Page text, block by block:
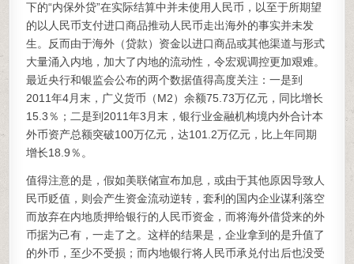
下的“内保外贷”在实际结算中并未使用人民币，以至于所期望
的以人民币支付进口商品推动人民币走出海外的事实并未发
生。反而由于海外（贷款）资金以进口商品或其他渠道与形式
大量涌入内地，加大了内地的流动性，令宏观调控更加艰难。
最近央行和银监会公布的两个数据值得高度关注：一是到
2011年4月末，广义货币（M2）余额75.73万亿元，同比增长
15.3％；二是到2011年3月末，银行业金融机构境内外合计本
外币资产总额突破100万亿元，达101.2万亿元，比上年同期
增长18.9％。
值得注意的是，假如美联储宣布加息，或由于其他原因导致人
民币贬值，则会产生资金流动逆转，套利的国内企业谋利落空
而放弃在内地质押给银行的人民币资金，而将海外借贷来的外
币据为己有，一走了之。这样的结果是，企业拿到的是升值了
的外币，至少不受损；而内地银行将人民币承兑付出后也没受